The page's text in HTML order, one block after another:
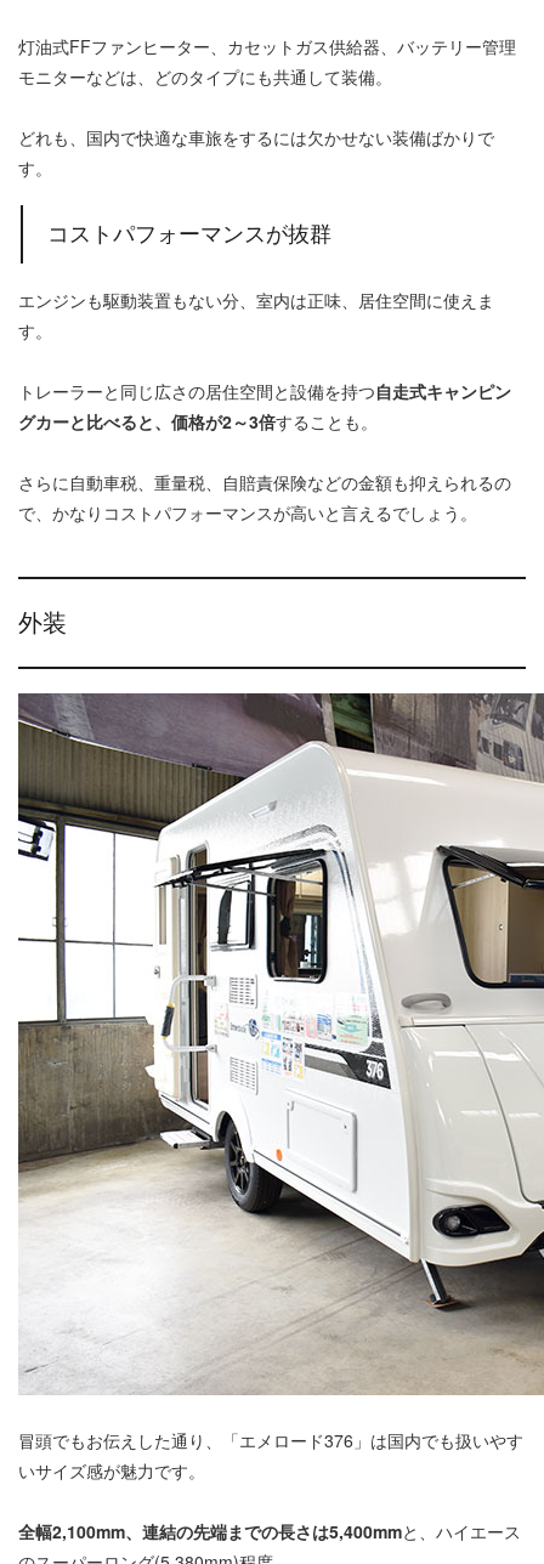
灯油式FFファンヒーター、カセットガス供給器、バッテリー管理
モニターなどは、どのタイプにも共通して装備。
どれも、国内で快適な車旅をするには欠かせない装備ばかりで
す。
コストパフォーマンスが抜群
エンジンも駆動装置もない分、室内は正味、居住空間に使えま
す。
トレーラーと同じ広さの居住空間と設備を持つ自走式キャンピン
グカーと比べると、価格が2～3倍することも。
さらに自動車税、重量税、自賠責保険などの金額も抑えられるの
で、かなりコストパフォーマンスが高いと言えるでしょう。
外装
冒頭でもお伝えした通り、「エメロード376」は国内でも扱いやす
いサイズ感が魅力です。
全幅2,100mm、連結の先端までの長さは5,400mmと、ハイエース